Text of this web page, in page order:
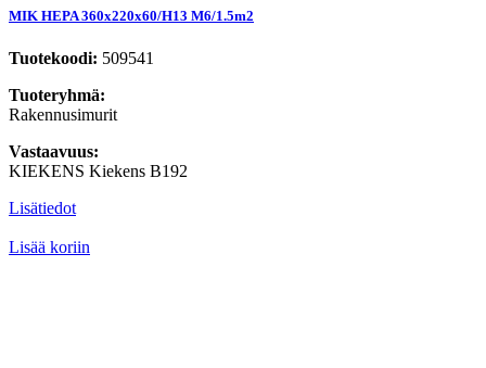
MIK HEPA 360x220x60/H13 M6/1.5m2
Tuotekoodi: 509541
Tuoteryhmä:
Rakennusimurit
Vastaavuus:
KIEKENS Kiekens B192
Lisätiedot
Lisää koriin